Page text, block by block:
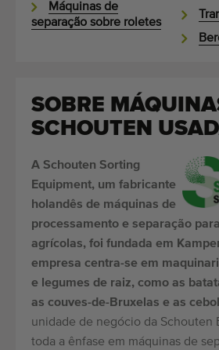
Máquinas de
separação sobre roletes
SOBRE
SCHOUTEN
A Schouten Sorting
Equipment, um fabricante
holandês de máquinas de
processamento e separação
agrícolas, foi fundada em
empresa centra-se em
e legumes de raiz, como as
as couves-de-Bruxelas e as
unidade de negócio da Schouten
toda a ênfase em máquinas de